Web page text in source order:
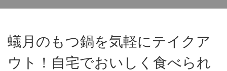
蟻月のもつ鍋を気軽にテイクア
ウト！自宅でおいしく食べられ